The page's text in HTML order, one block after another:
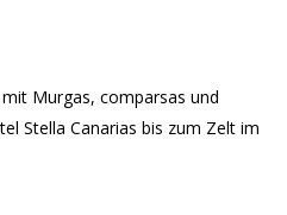
Murgas, comparsas und
Stella Canarias bis zum Zelt im